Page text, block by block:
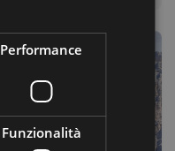
Performance
Funzionalità